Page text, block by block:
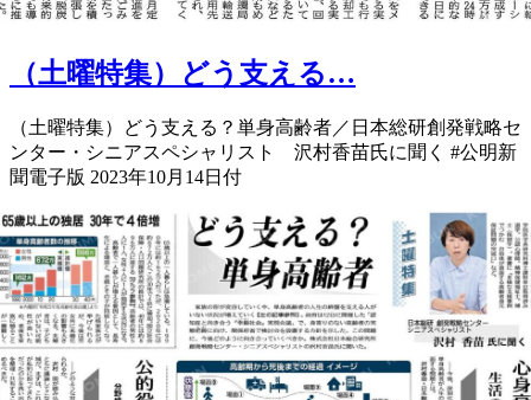
（土曜特集）どう支える…
（土曜特集）どう支える？単身高齢者／日本総研創発戦略セ
ンター・シニアスペシャリスト 沢村香苗氏に聞く #公明新
聞電子版 2023年10月14日付